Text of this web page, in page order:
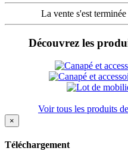
La vente s'est
Découvrez les
Voir tous les produits
×
Téléchargement